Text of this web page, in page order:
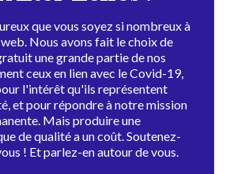
que vous soyez si nombreux à
Nous avons fait le choix de
une grande partie de nos
ceux en lien avec le Covid-19,
l'intérêt qu'ils représentent
et pour répondre à notre mission
Mais produire une
de qualité a un coût. Soutenez-
! Et parlez-en autour de vous.